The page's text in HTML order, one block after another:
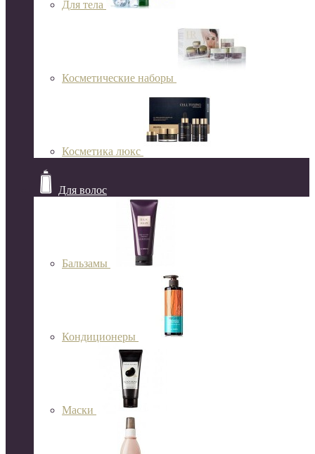
Для тела
Косметические наборы
Косметика люкс
Для волос
Бальзамы
Кондиционеры
Маски